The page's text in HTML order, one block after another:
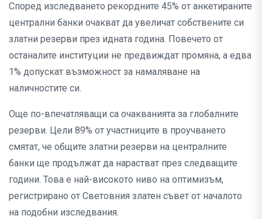
Според изследването рекордните 45% от анкетираните
централни банки очакват да увеличат собствените си
златни резерви през идната година. Повечето от
останалите институции не предвиждат промяна, а едва
1% допускат възможност за намаляване на
наличностите си.
Още по-впечатляващи са очакванията за глобалните
резерви. Цели 89% от участниците в проучването
смятат, че общите златни резерви на централните
банки ще продължат да нарастват през следващите
години. Това е най-високото ниво на оптимизъм,
регистрирано от Световния златен съвет от началото
на подобни изследвания.